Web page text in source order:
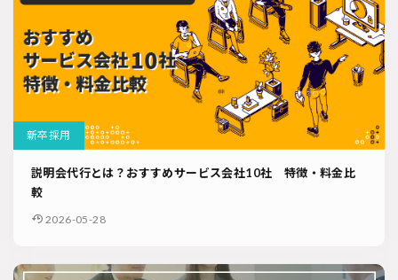
新卒採用
説明会代行とは？おすすめサービス会社10社 特徴・料金比
較
2026-05-28